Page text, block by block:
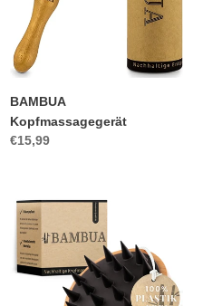
BAMBUA
Kopfmassagegerät
Normaler
€15,99
BAMBUA
Kopfhaut
Massagebürste
(Schwarz)